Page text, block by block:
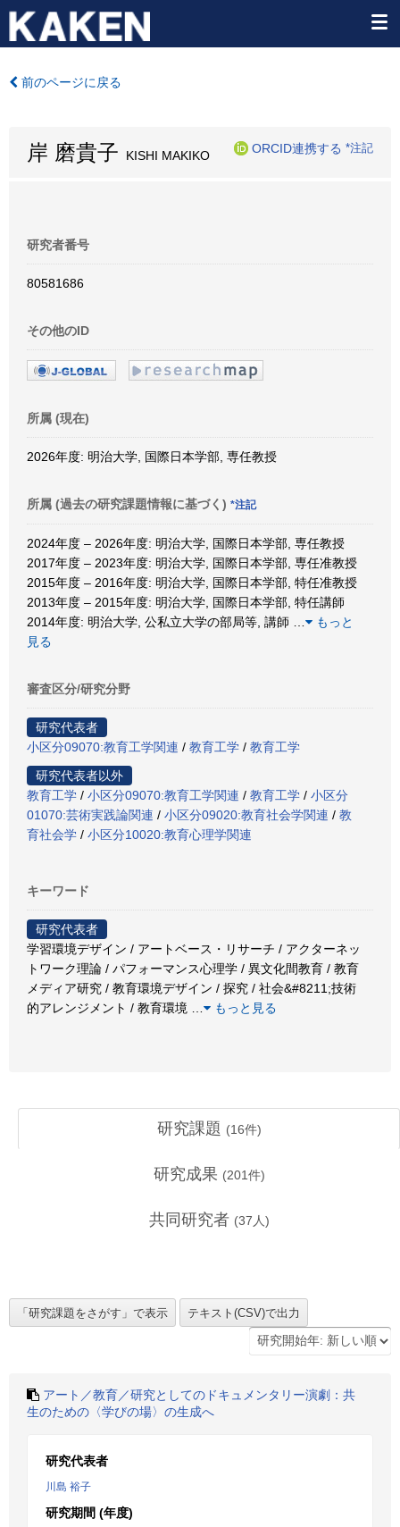
前のページに戻る
岸 磨貴子 KISHI MAKIKO
ORCID連携する *注記
研究者番号
80581686
その他のID
所属 (現在)
2026年度: 明治大学, 国際日本学部, 専任教授
所属 (過去の研究課題情報に基づく) *注記
2024年度 – 2026年度: 明治大学, 国際日本学部, 専任教授
2017年度 – 2023年度: 明治大学, 国際日本学部, 専任准教授
2015年度 – 2016年度: 明治大学, 国際日本学部, 特任准教授
2013年度 – 2015年度: 明治大学, 国際日本学部, 特任講師
2014年度: 明治大学, 公私立大学の部局等, 講師
もっと
見る
審査区分/研究分野
研究代表者
小区分09070:教育工学関連 / 教育工学 / 教育工学
研究代表者以外
教育工学 / 小区分09070:教育工学関連 / 教育工学 / 小区分
01070:芸術実践論関連 / 小区分09020:教育社会学関連 / 教
育社会学 / 小区分10020:教育心理学関連
キーワード
研究代表者
学習環境デザイン / アートベース・リサーチ / アクターネッ
トワーク理論 / パフォーマンス心理学 / 異文化間教育 / 教育
メディア研究 / 教育環境デザイン / 探究 / 社会&#8211;技術
的アレンジメント / 教育環境
もっと見る
研究課題 (16件)
研究成果 (201件)
共同研究者 (37 人)
アート／教育／研究としてのドキュメンタリー演劇：共
生のための〈学びの場〉の生成へ
研究代表者
川島 裕子
研究期間 (年度)